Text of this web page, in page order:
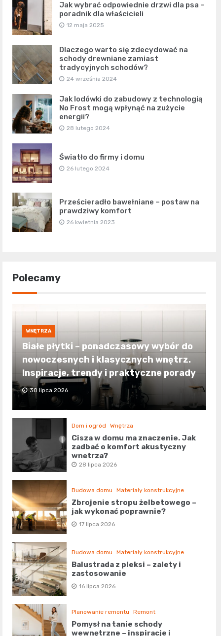
Jak wybrać odpowiednie drzwi dla psa –
poradnik dla właścicieli
12 maja 2025
Dlaczego warto się zdecydować na
schody drewniane zamiast
tradycyjnych schodów?
24 września 2024
Jak lodówki do zabudowy z technologią
No Frost mogą wpłynąć na zużycie
energii?
28 lutego 2024
Światło do firmy i domu
26 lutego 2024
Prześcieradło bawełniane – postaw na
prawdziwy komfort
26 kwietnia 2023
Polecamy
WNĘTRZA
Białe płytki – ponadczasowy wybór do
nowoczesnych i klasycznych wnętrz.
Inspiracje, trendy i praktyczne porady
30 lipca 2026
Dom i ogród Wnętrza
Cisza w domu ma znaczenie. Jak
zadbać o komfort akustyczny
wnętrza?
28 lipca 2026
Budowa domu Materiały konstrukcyjne
Zbrojenie stropu żelbetowego –
jak wykonać poprawnie?
17 lipca 2026
Budowa domu Materiały konstrukcyjne
Balustrada z pleksi – zalety i
zastosowanie
16 lipca 2026
Planowanie remontu Remont
Pomysł na tanie schody
wewnętrzne – inspiracje i